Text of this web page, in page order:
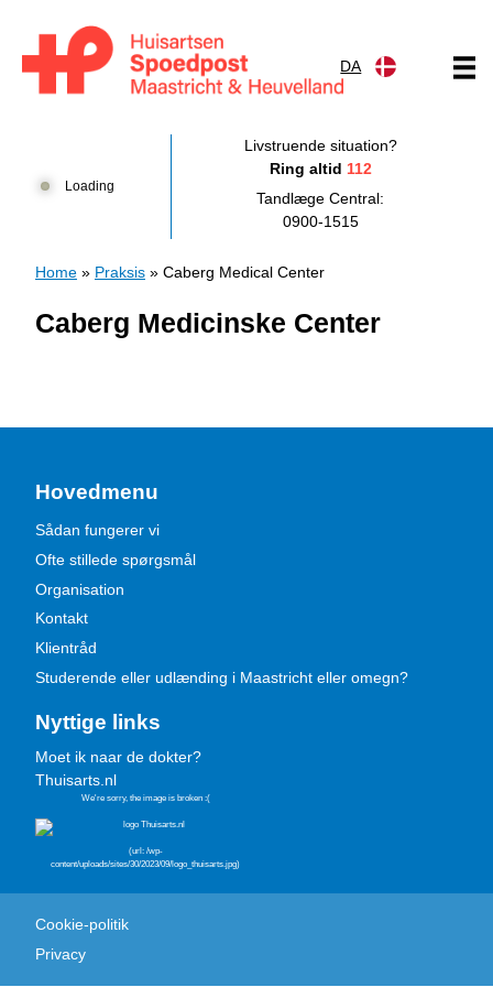
DA
Loading
Livstruende situation?
Ring altid 112
Tandlæge Central:
0900-1515
Home » Praksis » Caberg Medical Center
Caberg Medicinske Center
Hovedmenu
Sådan fungerer vi
Ofte stillede spørgsmål
Organisation
Kontakt
Klientråd
Studerende eller udlænding i Maastricht eller omegn?
Nyttige links
Moet ik naar de dokter?
Thuisarts.nl
Cookie-politik
Privacy